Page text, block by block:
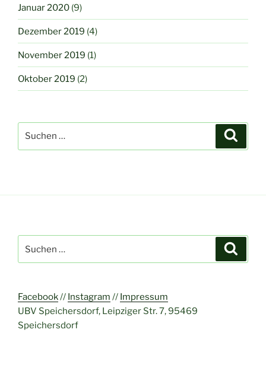
Januar 2020 (9)
Dezember 2019 (4)
November 2019 (1)
Oktober 2019 (2)
nach:
nach:
Facebook// Instagram // Impressum
UBV Speichersdorf, Leipziger Str. 7, 95469
Speichersdorf